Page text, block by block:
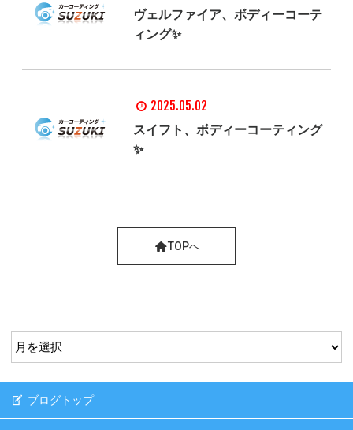
ヴェルファイア、ボディーコーテ
ィング✨
2025.05.02
スイフト、ボディーコーティング
✨
TOPへ
ブログトップ